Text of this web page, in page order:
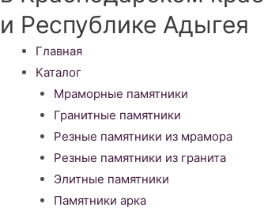
и Республике Адыгея
Меню
Главная
Каталог
Мраморные памятники
Гранитные памятники
Резные памятники из мрамора
Резные памятники из гранита
Элитные памятники
Памятники арка